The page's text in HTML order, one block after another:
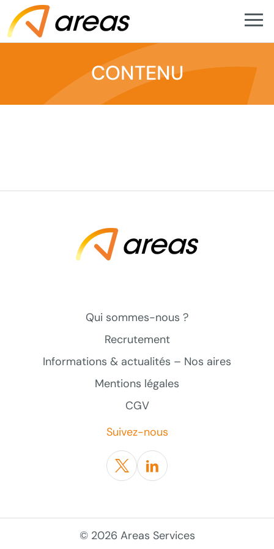
CONTENU
Qui sommes-nous ?
Recrutement
Informations & actualités – Nos aires
Mentions légales
CGV
Suivez-nous
TwitterLinkedin
© 2026 Areas Services